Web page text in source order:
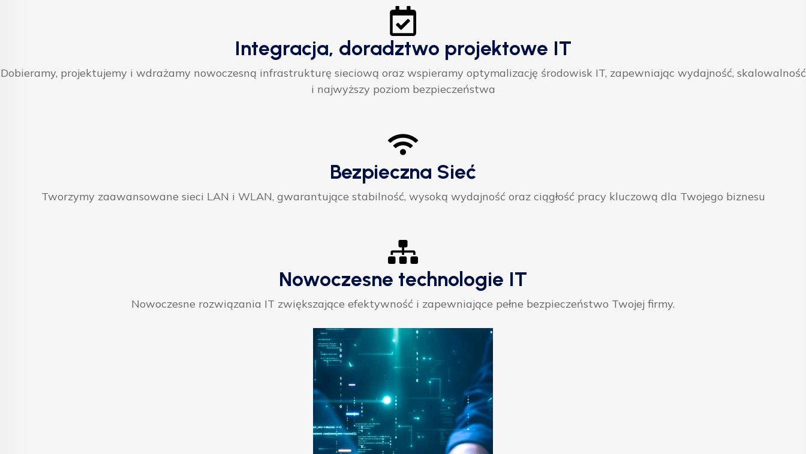
Integracja, doradztwo projektowe IT
Dobieramy, projektujemy i wdrażamy nowoczesną infrastrukturę sieciową oraz wspieramy optymalizację środowisk IT, zapewniając wydajność, skalowalność
i najwyższy poziom bezpieczeństwa
Bezpieczna Sieć
Tworzymy zaawansowane sieci LAN i WLAN, gwarantujące stabilność, wysoką wydajność oraz ciągłość pracy kluczową dla Twojego biznesu
Nowoczesne technologie IT
Nowoczesne rozwiązania IT zwiększające efektywność i zapewniające pełne bezpieczeństwo Twojej firmy.